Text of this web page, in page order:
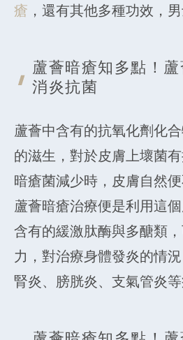
瘡 ，還有其他多種功效，
蘆薈暗瘡知多點！
消炎抗菌
蘆薈中含有的抗氧化劑化
的滋生，對於皮膚上壞菌
暗瘡菌減少時，皮膚自然
蘆薈暗瘡治療便是利用這
含有的緩激肽酶與多醣類
力，對治療身體發炎的情
腎炎、膀胱炎、支氣管炎等